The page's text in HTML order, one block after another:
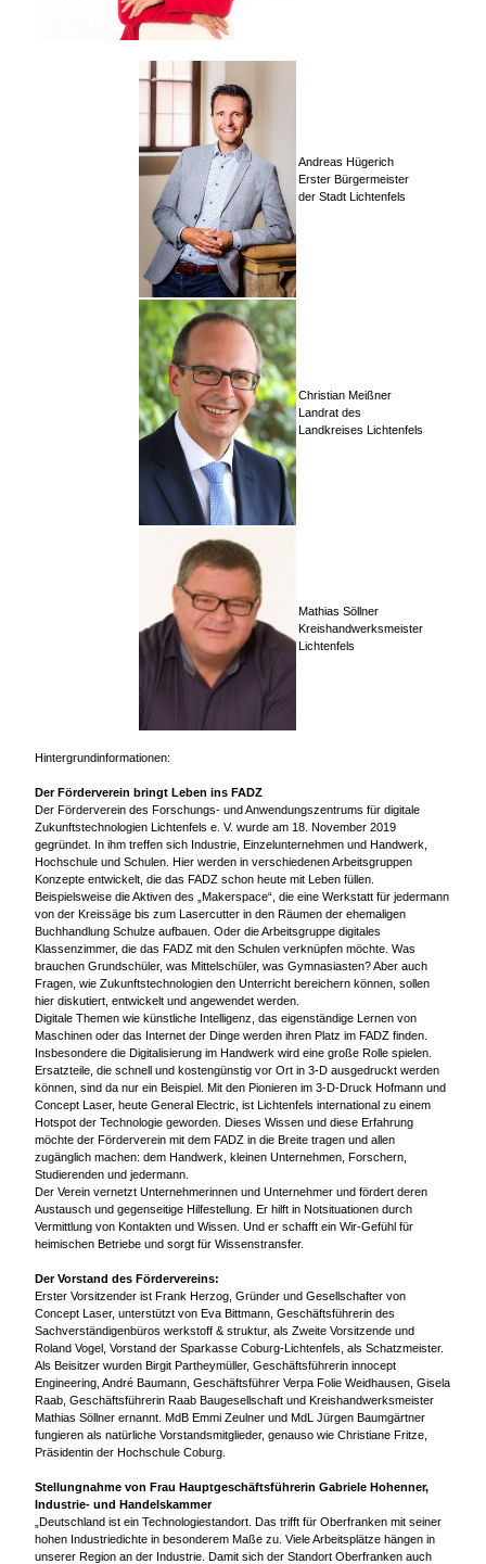
Andreas Hügerich
Erster Bürgermeister
der Stadt Lichtenfels
Christian Meißner
Landrat des
Landkreises Lichtenfels
Mathias Söllner
Kreishandwerksmeister
Lichtenfels
Hintergrundinformationen:
Der Förderverein bringt Leben ins FADZ
Der Förderverein des Forschungs- und Anwendungszentrums für digitale
Zukunftstechnologien Lichtenfels e. V. wurde am 18. November 2019
gegründet. In ihm treffen sich Industrie, Einzelunternehmen und Handwerk,
Hochschule und Schulen. Hier werden in verschiedenen Arbeitsgruppen
Konzepte entwickelt, die das FADZ schon heute mit Leben füllen.
Beispielsweise die Aktiven des „Makerspace“, die eine Werkstatt für jedermann
von der Kreissäge bis zum Lasercutter in den Räumen der ehemaligen
Buchhandlung Schulze aufbauen. Oder die Arbeitsgruppe digitales
Klassenzimmer, die das FADZ mit den Schulen verknüpfen möchte. Was
brauchen Grundschüler, was Mittelschüler, was Gymnasiasten? Aber auch
Fragen, wie Zukunftstechnologien den Unterricht bereichern können, sollen
hier diskutiert, entwickelt und angewendet werden.
Digitale Themen wie künstliche Intelligenz, das eigenständige Lernen von
Maschinen oder das Internet der Dinge werden ihren Platz im FADZ finden.
Insbesondere die Digitalisierung im Handwerk wird eine große Rolle spielen.
Ersatzteile, die schnell und kostengünstig vor Ort in 3-D ausgedruckt werden
können, sind da nur ein Beispiel. Mit den Pionieren im 3-D-Druck Hofmann und
Concept Laser, heute General Electric, ist Lichtenfels international zu einem
Hotspot der Technologie geworden. Dieses Wissen und diese Erfahrung
möchte der Förderverein mit dem FADZ in die Breite tragen und allen
zugänglich machen: dem Handwerk, kleinen Unternehmen, Forschern,
Studierenden und jedermann.
Der Verein vernetzt Unternehmerinnen und Unternehmer und fördert deren
Austausch und gegenseitige Hilfestellung. Er hilft in Notsituationen durch
Vermittlung von Kontakten und Wissen. Und er schafft ein Wir-Gefühl für
heimischen Betriebe und sorgt für Wissenstransfer.
Der Vorstand des Fördervereins:
Erster Vorsitzender ist Frank Herzog, Gründer und Gesellschafter von
Concept Laser, unterstützt von Eva Bittmann, Geschäftsführerin des
Sachverständigenbüros werkstoff & struktur, als Zweite Vorsitzende und
Roland Vogel, Vorstand der Sparkasse Coburg-Lichtenfels, als Schatzmeister.
Als Beisitzer wurden Birgit Partheymüller, Geschäftsführerin innocept
Engineering, André Baumann, Geschäftsführer Verpa Folie Weidhausen, Gisela
Raab, Geschäftsführerin Raab Baugesellschaft und Kreishandwerksmeister
Mathias Söllner ernannt. MdB Emmi Zeulner und MdL Jürgen Baumgärtner
fungieren als natürliche Vorstandsmitglieder, genauso wie Christiane Fritze,
Präsidentin der Hochschule Coburg.
Stellungnahme von Frau Hauptgeschäftsführerin Gabriele Hohenner,
Industrie- und Handelskammer
„Deutschland ist ein Technologiestandort. Das trifft für Oberfranken mit seiner
hohen Industriedichte in besonderem Maße zu. Viele Arbeitsplätze hängen in
unserer Region an der Industrie. Damit sich der Standort Oberfranken auch